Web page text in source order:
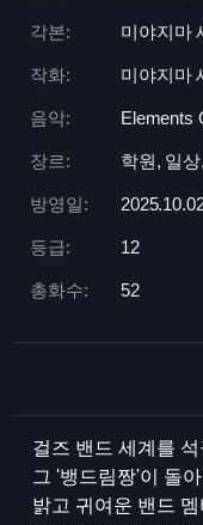
각본: 미야지마
작화: 미야지마
음악: Elements
장르: 학원, 일
방영일:
등급: 12
총화수: 52
걸즈 밴드 세계를
그 '뱅드림짱'이 돌
밝고 귀여운 밴드